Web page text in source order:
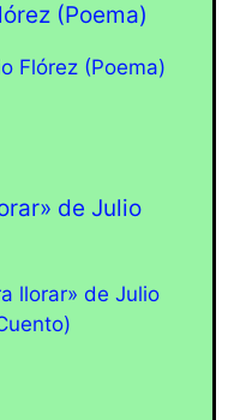
(Poema)
de Julio